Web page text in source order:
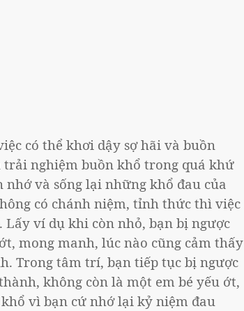
có thể khơi dậy sợ hãi và buồn
trải nghiệm buồn khổ trong quá khứ
và sống lại những khổ đau của
có chánh niệm, tỉnh thức thì việc
ví dụ khi còn nhỏ, bạn bị ngược
mong manh, lúc nào cũng cảm thấy
Trong tâm trí, bạn tiếp tục bị ngược
không còn là một em bé yếu ớt,
vì bạn cứ nhớ lại kỷ niệm đau